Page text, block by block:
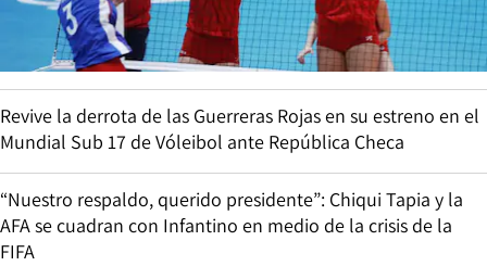
Revive la derrota de las Guerreras Rojas en su estreno en el
Mundial Sub 17 de Vóleibol ante República Checa
“Nuestro respaldo, querido presidente”: Chiqui Tapia y la
AFA se cuadran con Infantino en medio de la crisis de la
FIFA